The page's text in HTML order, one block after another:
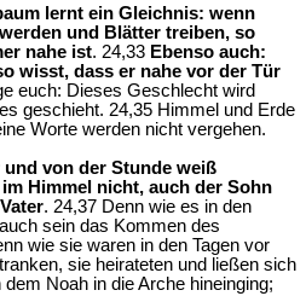
lernt ein Gleichnis: wenn
und Blätter treiben, so
nahe ist. 24,33 Ebenso auch:
wisst, dass er nahe vor der Tür
euch: Dieses Geschlecht wird
geschieht. 24,35 Himmel und Erde
Worte werden nicht vergehen.
und von der Stunde weiß
Himmel nicht, auch der Sohn
. 24,37 Denn wie es in den
sein das Kommen des
wie sie waren in den Tagen vor
sie heirateten und ließen sich
dem Noah in die Arche hineinging;